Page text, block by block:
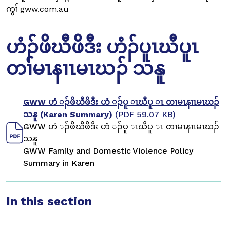
ကွၢ် gww.com.au
ဟံၣ်ဖိဃီဖိဒီး ဟံၣ်ပူၤဃီပူၤ
တၢ်မၤနၢၤမၤဃၣ် သနူ
GWW ဟံ ၣ်ဖိဃီဖိဒီး ဟံ ၣ်ပူ ၤဃီပူ ၤ တၢမၤနၢၤမၤဃၣ်
သနူ (Karen Summary) (PDF 59.07 KB)
GWW ဟံ ၣ်ဖိဃီဖိဒီး ဟံ ၣ်ပူ ၤဃီပူ ၤ တၢမၤနၢၤမၤဃၣ်
သနူ
GWW Family and Domestic Violence Policy
Summary in Karen
In this section